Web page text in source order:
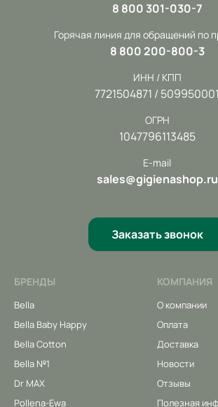
8 800 301-030-7
Горячая линия для обращений по
8 800 200-800-3
ИНН / КПП
7721504871 / 509950001
ОГРН
1047796113485
E-mail
sales@gigienashop.ru
Заказать звонок
БРЕНДЫ
Bella
Bella Baby Happy
Bella Cotton
Bella №1
Dr MAX
Pollena-Ewa
КОМПАНИЯ
О компании
Оплата
Доставка
Новости
Отзывы
Полезная